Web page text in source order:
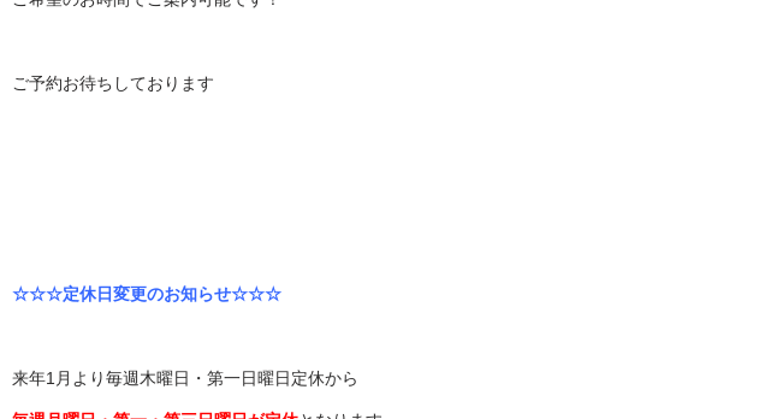
ご予約お待ちしております
☆☆☆定休日変更のお知らせ☆☆☆
来年1月より毎週木曜日・第一日曜日定休から